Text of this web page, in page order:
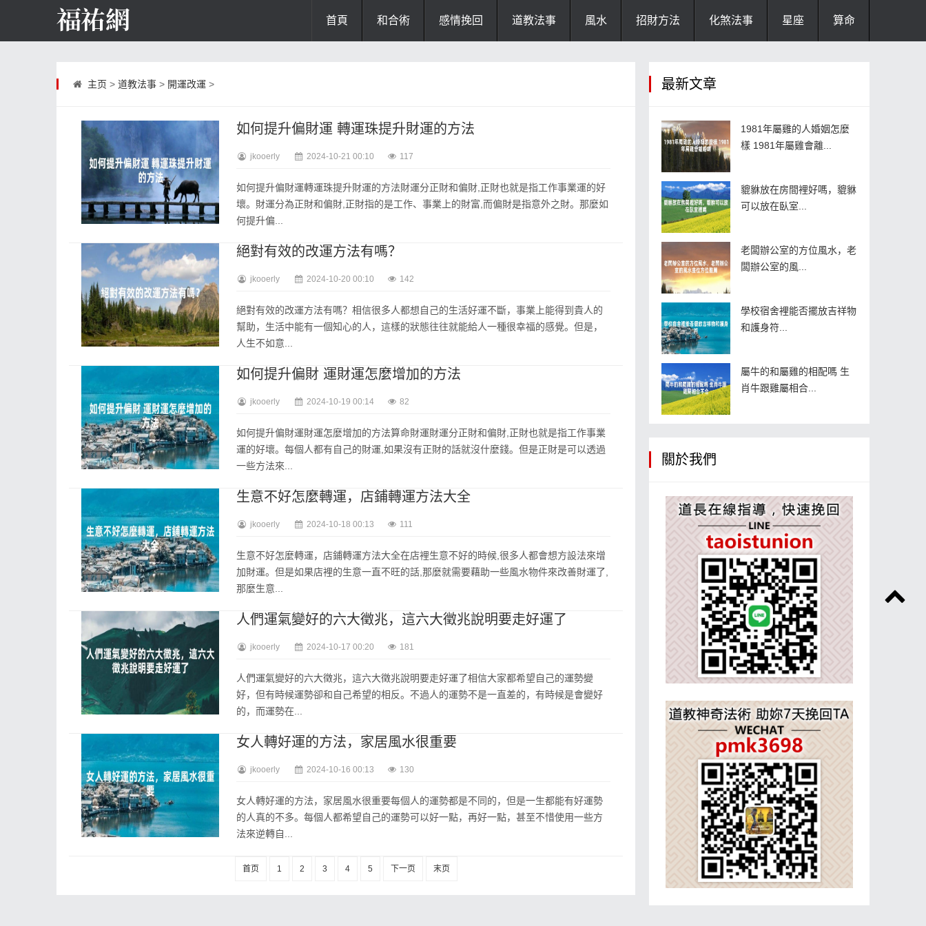
首頁 和合術 感情挽回 道教法事 風水 招財方法 化煞法事 星座 算命
主页 > 道教法事> 開運改運 >
如何提升偏財運 轉運珠提升財運的方法
jkooerly 2024-10-21 00:10 117
如何提升偏財運轉運珠提升財運的方法財運分正財和偏財,正財也就是指工作事業運的好
壞。財運分為正財和偏財,正財指的是工作、事業上的財富,而偏財是指意外之財。那麼如
何提升偏...
絕對有效的改運方法有嗎？
jkooerly 2024-10-20 00:10 142
絕對有效的改運方法有嗎？相信很多人都想自己的生活好運不斷，事業上能得到貴人的
幫助，生活中能有一個知心的人，這樣的狀態往往就能給人一種很幸福的感覺。但是，
人生不如意...
如何提升偏財 運財運怎麼增加的方法
jkooerly 2024-10-19 00:14 82
如何提升偏財運財運怎麼增加的方法算命財運財運分正財和偏財,正財也就是指工作事業
運的好壞。每個人都有自己的財運,如果沒有正財的話就沒什麼錢。但是正財是可以透過
一些方法來...
生意不好怎麼轉運，店鋪轉運方法大全
jkooerly 2024-10-18 00:13 111
生意不好怎麼轉運，店鋪轉運方法大全在店裡生意不好的時候,很多人都會想方設法來增
加財運。但是如果店裡的生意一直不旺的話,那麼就需要藉助一些風水物件來改善財運了,
那麼生意...
人們運氣變好的六大徵兆，這六大徵兆說明要走好運了
jkooerly 2024-10-17 00:20 181
人們運氣變好的六大徵兆，這六大徵兆說明要走好運了相信大家都希望自己的運勢變
好，但有時候運勢卻和自己希望的相反。不過人的運勢不是一直差的，有時候是會變好
的，而運勢在...
女人轉好運的方法，家居風水很重要
jkooerly 2024-10-16 00:13 130
女人轉好運的方法，家居風水很重要每個人的運勢都是不同的，但是一生都能有好運勢
的人真的不多。每個人都希望自己的運勢可以好一點，再好一點，甚至不惜使用一些方
法來逆轉自...
首页 1 2 3 4 5 下一页 末页
最新文章
1981年屬雞的人婚姻怎麼
樣 1981年屬雞會離...
貔貅放在房間裡好嗎，貔貅
可以放在臥室...
老闆辦公室的方位風水，老
闆辦公室的風...
學校宿舍裡能否擺放吉祥物
和護身符...
屬牛的和屬雞的相配嗎 生
肖牛跟雞屬相合...
關於我們